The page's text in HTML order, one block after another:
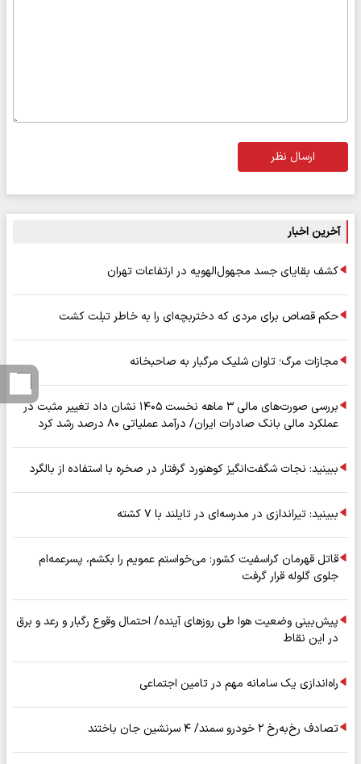
ارسال نظر
آخرین اخبار
کشف بقایای جسد مجهول‌الهویه در ارتفاعات تهران
حکم قصاص برای مردی که دختربچه‌ای را به خاطر تبلت کشت
مجازات مرگ؛ تاوان شلیک مرگبار به صاحبخانه
بررسی صورت‌های مالی ۳ ماهه نخست ۱۴۰۵ نشان داد تغییر مثبت در
عملکرد مالی بانک صادرات ایران/ درآمد عملیاتی ۸۰ درصد رشد کرد
ببینید: نجات شگفت‌انگیز کوهنورد گرفتار در صخره با استفاده از بالگرد
ببینید: تیراندازی در مدرسه‌ای در تایلند با ۷ کشته
قاتل قهرمان کراسفیت کشور: می‌خواستم عمویم را بکشم، پسرعمه‌ام
جلوی گلوله قرار گرفت
پیش‌بینی وضعیت هوا طی روزهای آینده/ احتمال وقوع رگبار و رعد و برق
در این نقاط
راه‌اندازی یک سامانه مهم در تامین اجتماعی
تصادف رخ‌به‌رخ ۲ خودرو سمند/ ۴ سرنشین جان باختند